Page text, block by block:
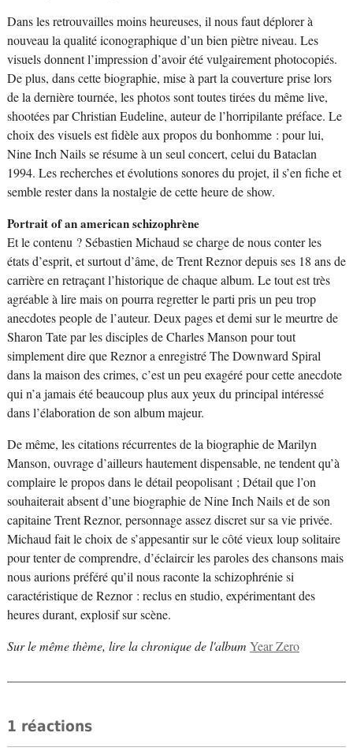
Dans les retrouvailles moins heureuses, il nous faut déplorer à
nouveau la qualité iconographique d’un bien piètre niveau. Les
visuels donnent l’impression d’avoir été vulgairement photocopiés.
De plus, dans cette biographie, mise à part la couverture prise lors
de la dernière tournée, les photos sont toutes tirées du même live,
shootées par Christian Eudeline, auteur de l’horripilante préface. Le
choix des visuels est fidèle aux propos du bonhomme : pour lui,
Nine Inch Nails se résume à un seul concert, celui du Bataclan
1994. Les recherches et évolutions sonores du projet, il s’en fiche et
semble rester dans la nostalgie de cette heure de show.
Portrait of an american schizophrène
Et le contenu ? Sébastien Michaud se charge de nous conter les
états d’esprit, et surtout d’âme, de Trent Reznor depuis ses 18 ans de
carrière en retraçant l’historique de chaque album. Le tout est très
agréable à lire mais on pourra regretter le parti pris un peu trop
anecdotes people de l’auteur. Deux pages et demi sur le meurtre de
Sharon Tate par les disciples de Charles Manson pour tout
simplement dire que Reznor a enregistré The Downward Spiral
dans la maison des crimes, c’est un peu exagéré pour cette anecdote
qui n’a jamais été beaucoup plus aux yeux du principal intéressé
dans l’élaboration de son album majeur.
De même, les citations récurrentes de la biographie de Marilyn
Manson, ouvrage d’ailleurs hautement dispensable, ne tendent qu’à
complaire le propos dans le détail peopolisant ; Détail que l’on
souhaiterait absent d’une biographie de Nine Inch Nails et de son
capitaine Trent Reznor, personnage assez discret sur sa vie privée.
Michaud fait le choix de s’appesantir sur le côté vieux loup solitaire
pour tenter de comprendre, d’éclaircir les paroles des chansons mais
nous aurions préféré qu’il nous raconte la schizophrénie si
caractéristique de Reznor : reclus en studio, expérimentant des
heures durant, explosif sur scène.
Sur le même thème, lire la chronique de l'album Year Zero
1 réactions